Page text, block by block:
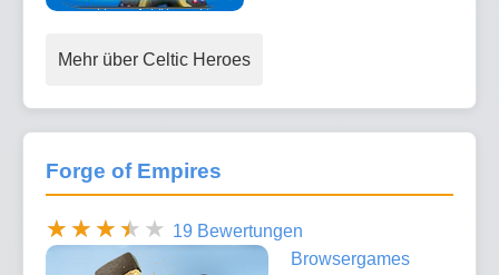
Mehr über Celtic Heroes
Forge of Empires
19 Bewertungen
Browsergames